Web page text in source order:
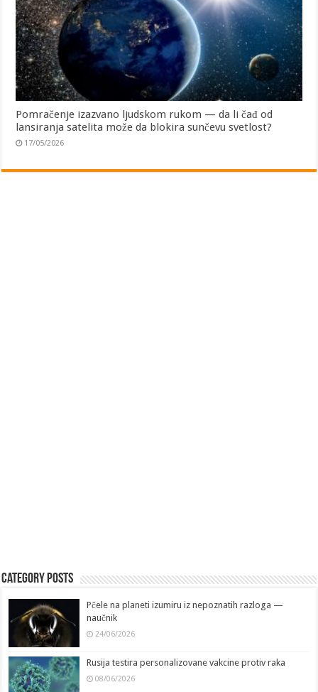
Pomračenje izazvano ljudskom rukom — da li čađ od
lansiranja satelita može da blokira sunčevu svetlost?
17/05/2026
Category Posts
Pčele na planeti izumiru iz nepoznatih razloga —
naučnik
24/06/2026
Rusija testira personalizovane vakcine protiv raka
08/06/2026